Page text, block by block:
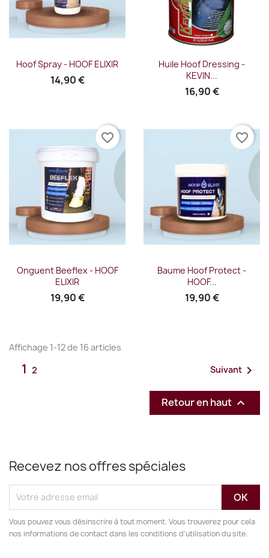
Hoof Spray - HOOF ELIXIR
14,90 €
Huile Hoof Dressing -
KEVIN...
16,90 €
Onguent Beeflex - HOOF
ELIXIR
19,90 €
favorite_border
Baume Hoof Protect -
HOOF...
19,90 €
favorite_border
Affichage 1-12 de 16 articles
1 2 Suivant 
Retour en haut 
Recevez nos offres spéciales
Vous pouvez vous désinscrire à tout moment. Vous trouverez pour cela
nos informations de contact dans les conditions d'utilisation du site.